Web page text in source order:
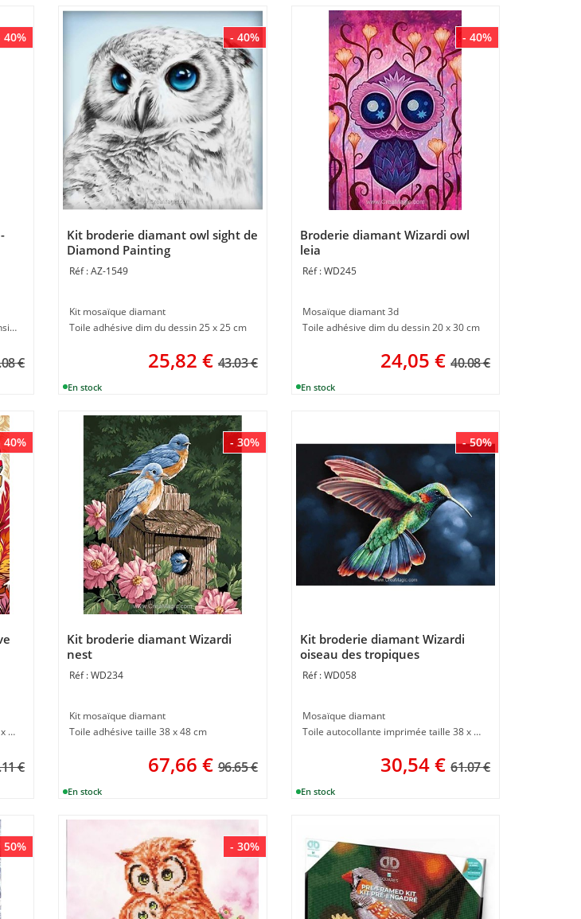
40%
Toile autocollante et imprimée dimension 20 x 30 cm
€
- 40%
Kit broderie diamant owl sight de
Diamond Painting
AZ-1549
Kit mosaïque diamant
Toile adhésive dim du dessin 25 x 25 cm
25,82 € 43.03 €
- 40%
Broderie diamant Wizardi owl
leia
WD245
Mosaïque diamant 3d
Toile adhésive dim du dessin 20 x 30 cm
24,05 € 40.08 €
40%
Toile autocollante imprimée taille 40 x 50 cm
€
- 30%
Kit broderie diamant Wizardi
nest
WD234
Kit mosaïque diamant
Toile adhésive taille 38 x 48 cm
67,66 € 96.65 €
- 50%
Kit broderie diamant Wizardi
oiseau des tropiques
WD058
Mosaïque diamant
Toile autocollante imprimée taille 38 x 27 cm
30,54€ 61.07 €
50% - 30%